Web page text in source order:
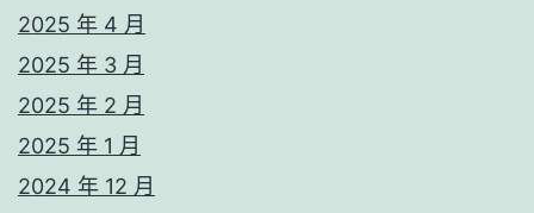
2025 年 4 月
2025 年 3 月
2025 年 2 月
2025 年 1 月
2024 年 12 月